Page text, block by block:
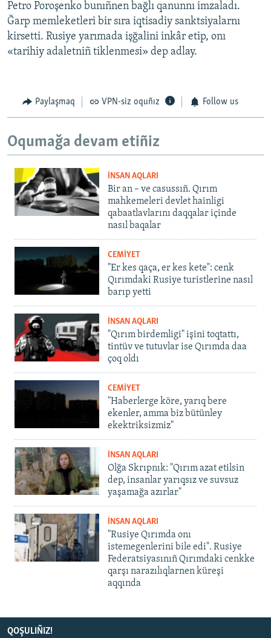
Petro Poroşenko bunıñnen bağlı qanunnı imzaladı.
Ğarp memleketleri bir sıra iqtisadiy sanktsiyalarnı
kirsetti. Rusiye yarımada işğalini inkâr etip, onı
«tarihiy adaletniñ tiklenmesi» dep adlay.
Paylaşmaq VPN-siz oquñız Follow us
Oqumağa devam etiñiz
İNSAN AQLARI
Bir an – ve casussıñ. Qırım
mahkemeleri devlet hainligi
qabaatlavlarını daqqalar içinde
nasıl baqalar
CEMİYET
"Er kes qaça, er kes kete": cenk
Qırımdaki Rusiye turistlerine nasıl
barıp yetti
İNSAN AQLARI
"Qırım birdemligi" işini toqtattı,
tintüv ve tutuvlar ise Qırımda daa
çoq oldı
CEMİYET
"Haberlerge köre, yarıq bere
ekenler, amma biz bütünley
ekektriksizmiz"
İNSAN AQLARI
Olğa Skrıpnık: "Qırım azat etilsin
dep, insanlar yarıqsız ve suvsuz
yaşamağa azırlar"
İNSAN AQLARI
"Rusiye Qırımda onı
istemegenlerini bile edi". Rusiye
Federatsiyasınıñ Qırımdaki cenkke
qarşı narazılıqlarnen küreşi
aqqında
QOŞULIÑIZ!